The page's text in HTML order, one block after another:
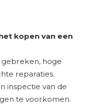
kopen van een
gebreken, hoge
reparaties.
inspectie van de
te voorkomen.